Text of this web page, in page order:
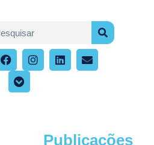
Publicações